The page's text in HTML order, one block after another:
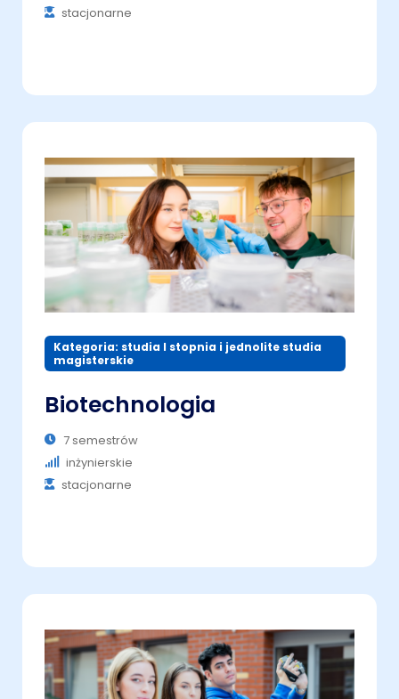
stacjonarne
Kategoria: studia I stopnia i jednolite studia
magisterskie
Biotechnologia
7 semestrów
inżynierskie
stacjonarne